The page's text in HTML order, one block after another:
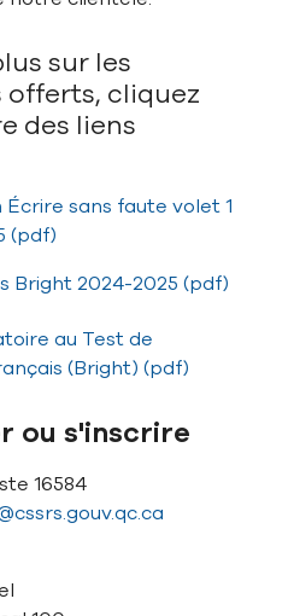
sur les
cliquez
des liens
sans faute volet 1
(pdf)
Bright 2024-2025 (pdf)
au Test de
(Bright) (pdf)
ou s'inscrire
16584